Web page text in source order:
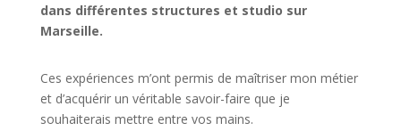
dans différentes structures et studio sur
Marseille.
Ces expériences m’ont permis de maîtriser mon métier
et d’acquérir un véritable savoir-faire que je
souhaiterais mettre entre vos mains.